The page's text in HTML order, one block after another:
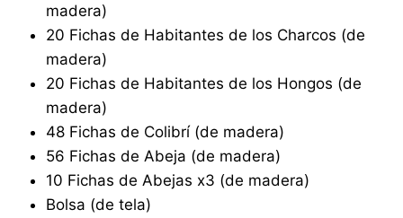
madera)
20 Fichas de Habitantes de los Charcos (de
madera)
20 Fichas de Habitantes de los Hongos (de
madera)
48 Fichas de Colibrí (de madera)
56 Fichas de Abeja (de madera)
10 Fichas de Abejas x3 (de madera)
Bolsa (de tela)